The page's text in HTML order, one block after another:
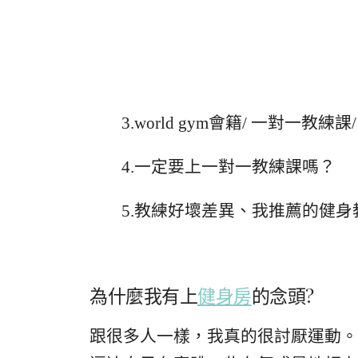
3.world gym會籍/ 一對一教練課
4.一定要上一對一教練課嗎？
5.教練好壞差異、我推薦的健身
為什麼我有上健身房的念頭?
跟很多人一樣，我真的很討厭運動